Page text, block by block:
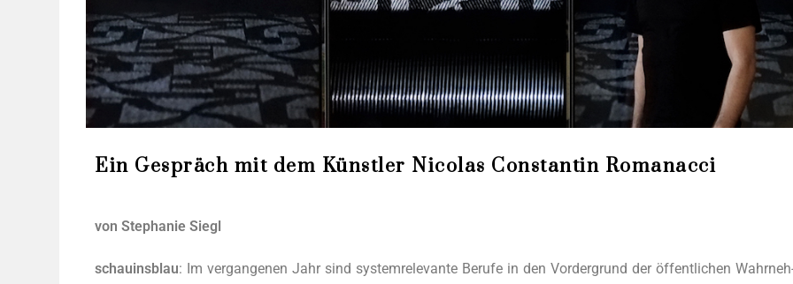
Ein Gespräch mit dem Künstler Nicolas Constantin Romanacci
von Ste­pha­nie Siegl
schau­ins­blau: Im ver­gan­ge­nen Jahr sind sys­tem­re­le­van­te Beru­fe in den Vor­der­grund der öffent­li­chen